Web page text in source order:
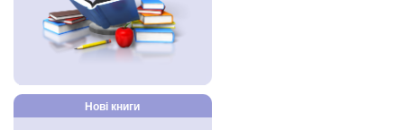
Нові книги